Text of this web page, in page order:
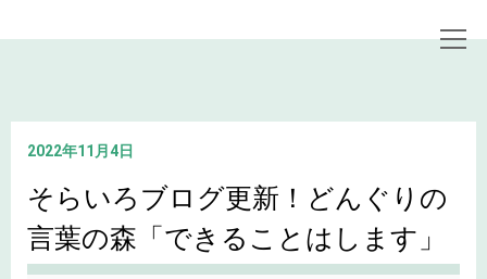
2022年11月4日
そらいろブログ更新！どんぐりの
言葉の森「できることはします」